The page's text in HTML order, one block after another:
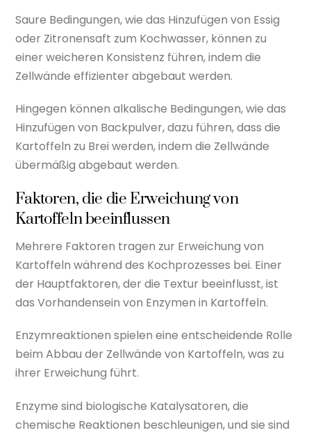
Saure Bedingungen, wie das Hinzufügen von Essig
oder Zitronensaft zum Kochwasser, können zu
einer weicheren Konsistenz führen, indem die
Zellwände effizienter abgebaut werden.
Hingegen können alkalische Bedingungen, wie das
Hinzufügen von Backpulver, dazu führen, dass die
Kartoffeln zu Brei werden, indem die Zellwände
übermäßig abgebaut werden.
Faktoren, die die Erweichung von
Kartoffeln beeinflussen
Mehrere Faktoren tragen zur Erweichung von
Kartoffeln während des Kochprozesses bei. Einer
der Hauptfaktoren, der die Textur beeinflusst, ist
das Vorhandensein von Enzymen in Kartoffeln.
Enzymreaktionen spielen eine entscheidende Rolle
beim Abbau der Zellwände von Kartoffeln, was zu
ihrer Erweichung führt.
Enzyme sind biologische Katalysatoren, die
chemische Reaktionen beschleunigen, und sie sind